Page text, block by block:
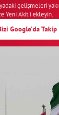
gelişmeleri
Yeni Akit'i ekleyin.
Google'da Takip